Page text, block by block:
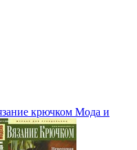
крючком Мода и